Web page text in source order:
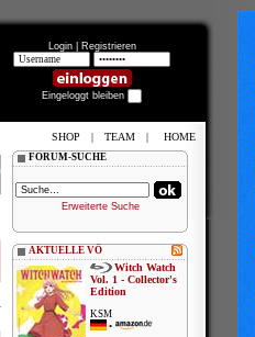
Login | Registrieren
Eingeloggt bleiben
FORUM-SUCHE
Erweiterte Suche
AKTUELLE VÖ
Witch Watch
Vol. 1 - Collector's
Edition
KSM
•
SHOP | TEAM | HOME